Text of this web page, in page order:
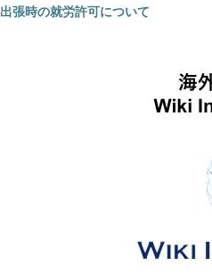
出張時の就労許可について